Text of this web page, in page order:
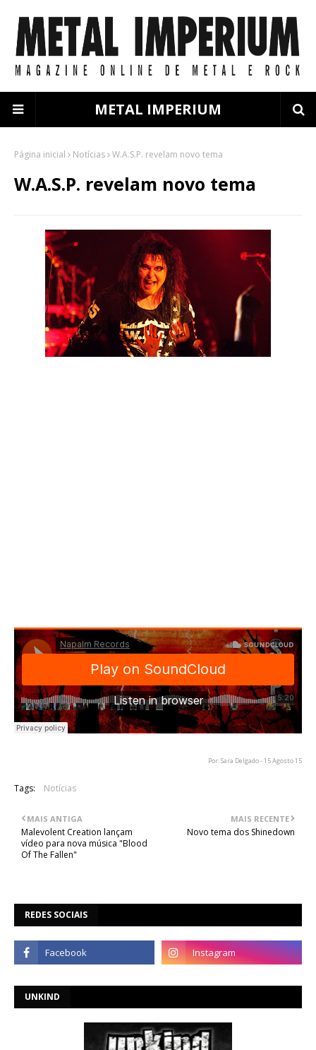
METAL IMPERIUM
Página inicial Notícias W.A.S.P. revelam novo tema
W.A.S.P. revelam novo tema
Por: Sara Delgado - 15 Agosto 15
Tags: Notícias
MAIS RECENTE
Novo tema dos Shinedown
MAIS ANTIGA
Malevolent Creation lançam
vídeo para nova música "Blood
Of The Fallen"
REDES SOCIAIS
UNKIND